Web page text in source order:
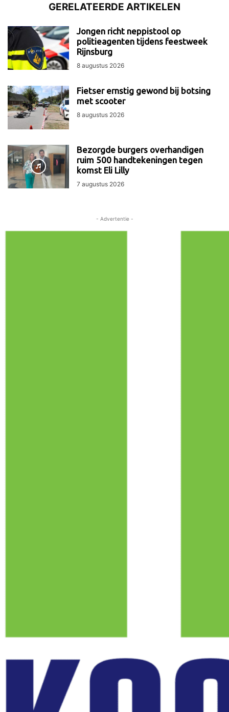
GERELATEERDE ARTIKELEN
Jongen richt neppistool op
politieagenten tijdens feestweek
Rijnsburg
8 augustus 2026
Fietser ernstig gewond bij botsing
met scooter
8 augustus 2026
Bezorgde burgers overhandigen
ruim 500 handtekeningen tegen
komst Eli Lilly
7 augustus 2026
- Advertentie -